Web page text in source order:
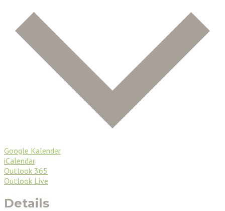
Google Kalender
iCalendar
Outlook 365
Outlook Live
Details